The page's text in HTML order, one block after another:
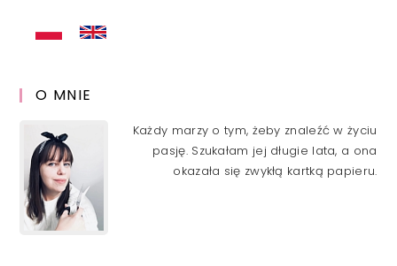
O MNIE
Każdy marzy o tym, żeby znaleźć w życiu
pasję. Szukałam jej długie lata, a ona
okazała się zwykłą kartką papieru.